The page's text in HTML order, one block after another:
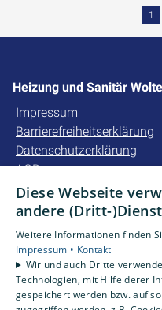
1
Heizung und Sanitär
Impressum
Barrierefreiheitserklärung
Datenschutzerklärung
AGB
Unsere Bereiche
Gewerbekunden
Karriere
Unternehmen
Kontakt
Diese Webseite
andere (Dritt-
Weitere Informationen finden
Impressum • Kontakt
Wir und auch Dritte
Technologien, mit Hilfe derer
gespeichert werden bzw. auf